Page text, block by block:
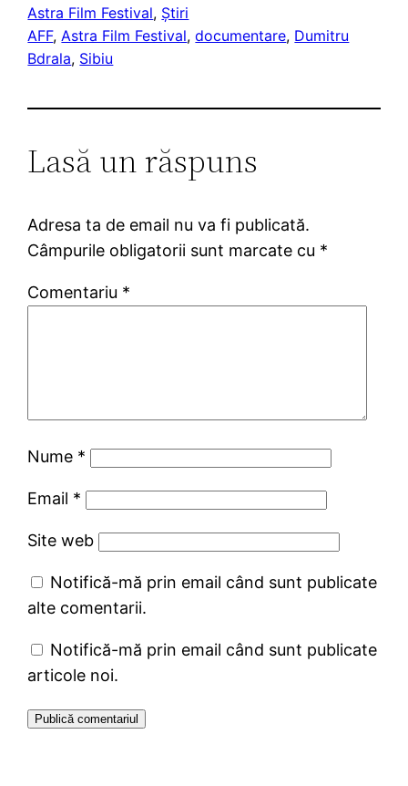
Astra Film Festival, Ştiri
AFF, Astra Film Festival, documentare, Dumitru
Bdrala, Sibiu
Lasă un răspuns
Adresa ta de email nu va fi publicată.
Câmpurile obligatorii sunt marcate cu *
Comentariu *
Nume *
Email *
Site web
Notifică-mă prin email când sunt publicate
alte comentarii.
Notifică-mă prin email când sunt publicate
articole noi.